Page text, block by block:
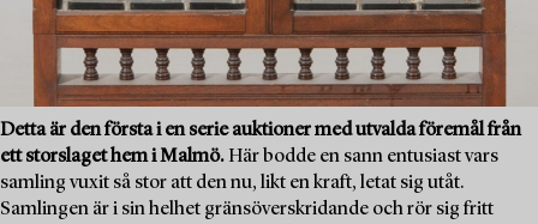
Detta är den första i en serie auktioner med utvalda föremål från
ett storslaget hem i Malmö. Här bodde en sann entusiast vars
samling vuxit så stor att den nu, likt en kraft, letat sig utåt.
Samlingen är i sin helhet gränsöverskridande och rör sig fritt